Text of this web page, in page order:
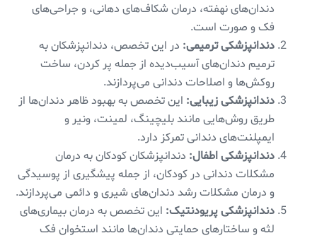
دندان‌های نهفته، درمان شکاف‌های دهانی، و جراحی‌های
فک و صورت است.
دندانپزشکی ترمیمی: در این تخصص، دندانپزشکان به
ترمیم دندان‌های آسیب‌دیده از جمله پر کردن، ساخت
روکش‌ها و اصلاحات دندانی می‌پردازند.
دندانپزشکی زیبایی: این تخصص به بهبود ظاهر دندان‌ها از
طریق روش‌هایی مانند بلیچینگ، لمینت، ونیر و
ایمپلنت‌های دندانی تمرکز دارد.
دندانپزشکی اطفال: دندانپزشکان کودکان به درمان
مشکلات دندانی در کودکان، از جمله پیشگیری از پوسیدگی
و درمان مشکلات رشد دندان‌های شیری و دائمی می‌پردازند.
دندانپزشکی پریودنتیک: این تخصص به درمان بیماری‌های
لثه و ساختارهای حمایتی دندان‌ها مانند استخوان فک